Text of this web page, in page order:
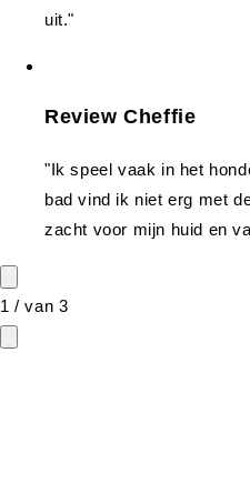
uit."
Review Cheffie
"Ik speel vaak in het
bad vind ik niet erg met
zacht voor mijn huid en
1 /van 3